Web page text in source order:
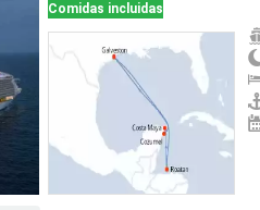
Comidas incluidas